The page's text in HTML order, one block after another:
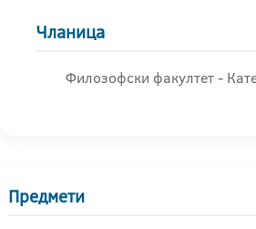
Чланица
Филозофски факултет -
Предмети